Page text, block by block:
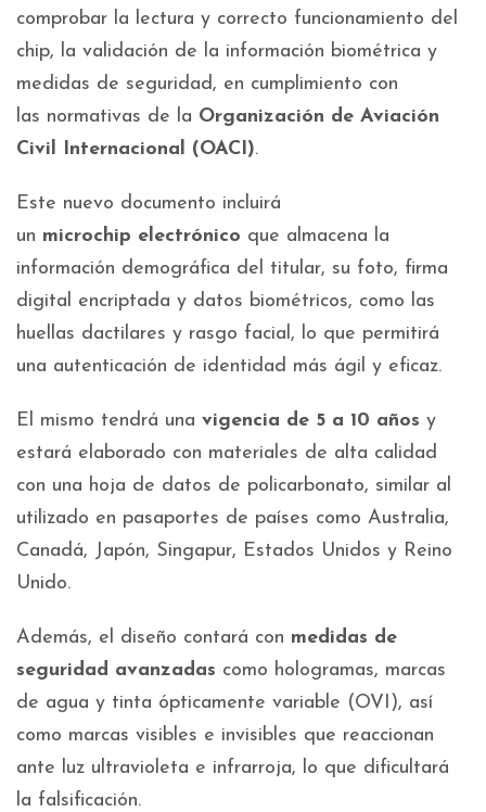
comprobar la lectura y correcto funcionamiento del
chip, la validación de la información biométrica y
medidas de seguridad, en cumplimiento con
las normativas de la Organización de Aviación
Civil Internacional (OACI).
Este nuevo documento incluirá
un microchip electrónico que almacena la
información demográfica del titular, su foto, firma
digital encriptada y datos biométricos, como las
huellas dactilares y rasgo facial, lo que permitirá
una autenticación de identidad más ágil y eficaz.
El mismo tendrá una vigencia de 5 a 10 años y
estará elaborado con materiales de alta calidad
con una hoja de datos de policarbonato, similar al
utilizado en pasaportes de países como Australia,
Canadá, Japón, Singapur, Estados Unidos y Reino
Unido.
Además, el diseño contará con medidas de
seguridad avanzadas como hologramas, marcas
de agua y tinta ópticamente variable (OVI), así
como marcas visibles e invisibles que reaccionan
ante luz ultravioleta e infrarroja, lo que dificultará
la falsificación.